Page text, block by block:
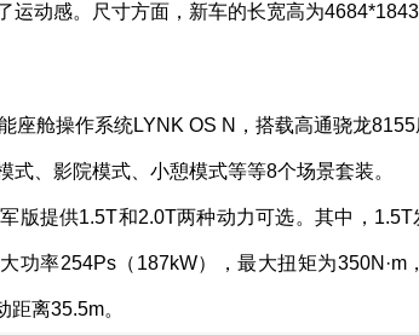
运动感。尺寸方面，新车的长宽高为
座舱操作系统LYNK OS N，搭载高通骁龙
式、影院模式、小憩模式等等8个场景套装。
版提供1.5T和2.0T两种动力可选。其中，1.5T
功率254Ps（187kW），最大扭矩为
离35.5m。